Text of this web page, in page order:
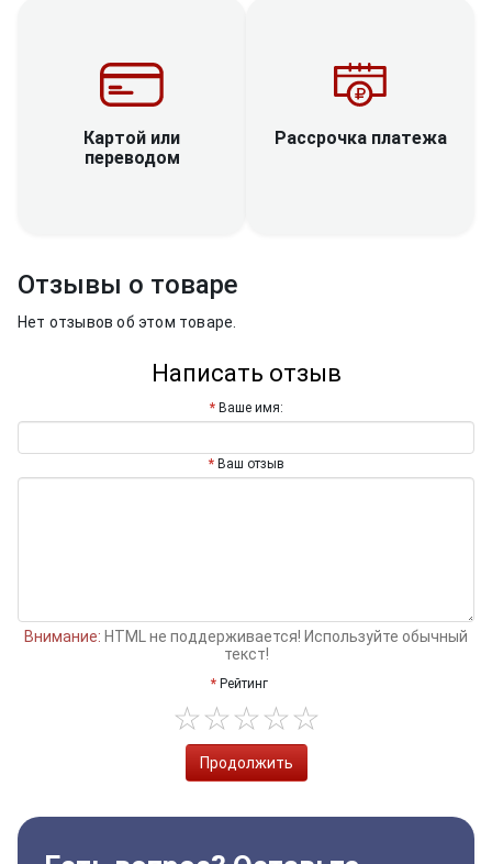
Картой или
переводом
Рассрочка платежа
Отзывы о товаре
Нет отзывов об этом товаре.
Написать отзыв
Ваше имя:
Ваш отзыв
Внимание: HTML не поддерживается! Используйте обычный
текст!
Рейтинг
Продолжить